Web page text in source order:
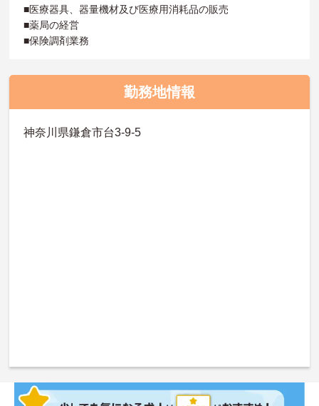
■医療器具、器量機材及び医療用消耗品の販売
■薬局の経営
■保険調剤業務
勤務地情報
神奈川県鎌倉市台3-9-5